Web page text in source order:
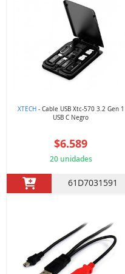
XTECH- Cable USB Xtc-570 3.2 Gen 1
USB C Negro
$6.589
20 unidades
61D7031591